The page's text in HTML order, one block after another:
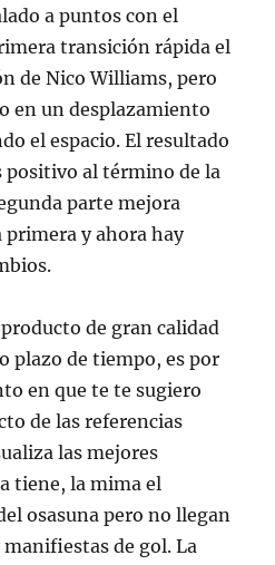
a puntos con el
transición rápida el
de Nico Williams, pero
en un desplazamiento
el espacio. El resultado
positivo al término de la
parte mejora
primera y ahora hay
de gran calidad
plazo de tiempo, es por
en que te te sugiero
de las referencias
las mejores
tiene, la mima el
osasuna pero no llegan
manifiestas de gol. La